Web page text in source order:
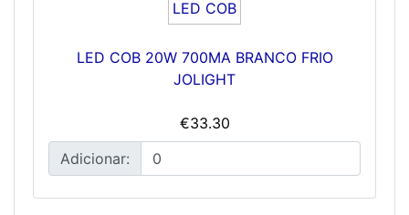
LED COB 20W 700MA BRANCO FRIO
JOLIGHT
€33.30
Adicionar: